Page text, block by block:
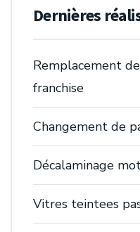
Dernières
Remplacement
franchise
Changement de
Décalaminage
Vitres teintees